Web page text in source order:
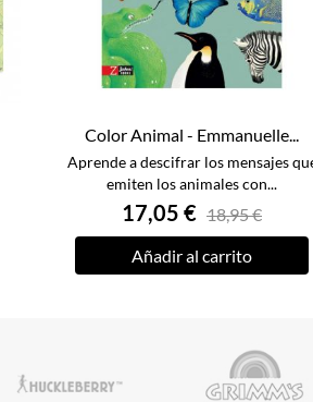
Color Animal - Emmanuelle...
Aprende a descifrar los mensajes
emiten los animales con...
17,05 € 18,95 €
Añadir al carrito